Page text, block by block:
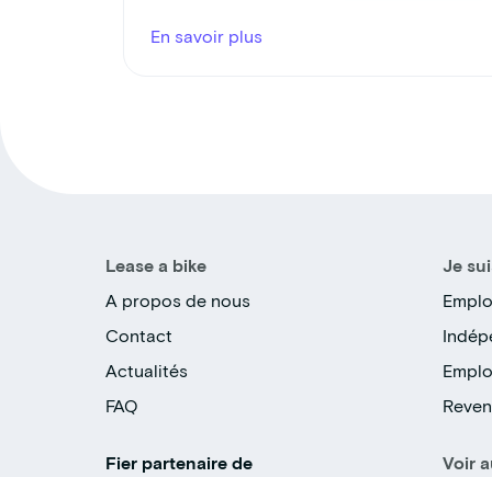
En savoir plus
Lease a bike
A propos de nous
Contact
Actualités
FAQ
Fier partenaire de
Je
Voir